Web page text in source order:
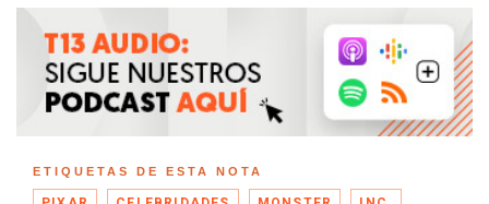
ETIQUETAS DE ESTA NOTA